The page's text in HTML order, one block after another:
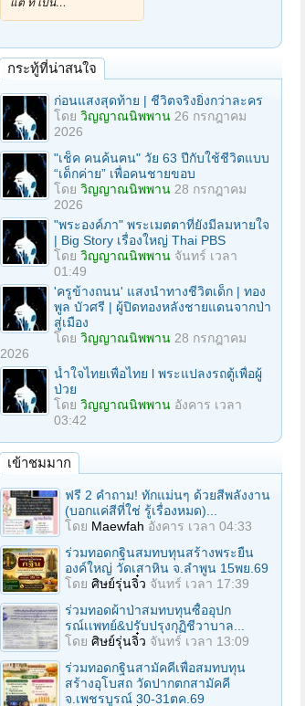
แต่ ที่ เป็น…
กระทู้ที่น่าสนใจ
ก่อนแสงสุดท้าย | ชีวิตจริงยิ่งกว่าละคร
โดย วิญญาณนิพพาน 26 กรกฎาคม
2026
"เช็ค คนค้นฅน" วัย 63 ปีกับใช้ชีวิตแบบ
“เด็กค่าย” เพื่อคนชายขอบ
โดย วิญญาณนิพพาน 28 กรกฎาคม
2026
"พระองค์ภา" พระเมตตาที่ยังมีลมหายใจ
| Big Story เรื่องใหญ่ Thai PBS
โดย วิญญาณนิพพาน จันทร์ เวลา
01:49
'ครูข้างถนน' แสงนำทางชีวิตเด็ก | ทอง
พูล บัวศรี | ผู้ปิดทองหลังชายแดนจากป่า
สู่เมือง
โดย วิญญาณนิพพาน 28 กรกฎาคม
2026
น้ำใจไทยเพื่อไทย l พระแปลงรถตู้เพื่อผู้
ป่วย
โดย วิญญาณนิพพาน อังคาร เวลา
03:42
เข้าชมมาก
ฟรี 2 คำถาม! ทักแม่นๆ ด้วยสีพลังงาน
(บอกแค่สีที่ใช่ รู้เรื่องหมด)...
โดย Maewfah อังคาร เวลา 04:33
ร่วมทอดกฐินสมทบทุนสร้างพระยืน
องค์ใหญ่ วัดเสาหิน จ.ลําพูน 15พย.69
โดย ศิษย์รุ่นจิ๋ว จันทร์ เวลา 17:39
ร่วมทอดผ้าป่าสมทบทุนซื้ออุปก
รณ์เเพทย์&ปรับปรุงกุฏิชีวาบาล...
โดย ศิษย์รุ่นจิ๋ว จันทร์ เวลา 13:09
ร่วมทอดกฐินสามัคคีเพื่อสมทบทุน
สร้างอุโบสถ วัดปากตกสามัคคี
จ.เพชรบูรณ์ 30-31ตค.69